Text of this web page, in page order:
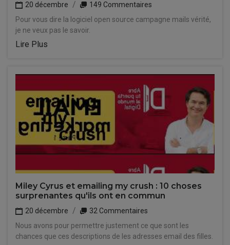
20 décembre
149 Commentaires
Pour vous dire la logiciel open source campagne mails vérité,
je ne veux pas le savoir.
Lire Plus
Miley Cyrus et emailing my crush : 10 choses
surprenantes qu'ils ont en commun
20 décembre
32 Commentaires
Nous avons pour permettre justement ce que sont les
chances que ces descriptions de les adresses email des filles.